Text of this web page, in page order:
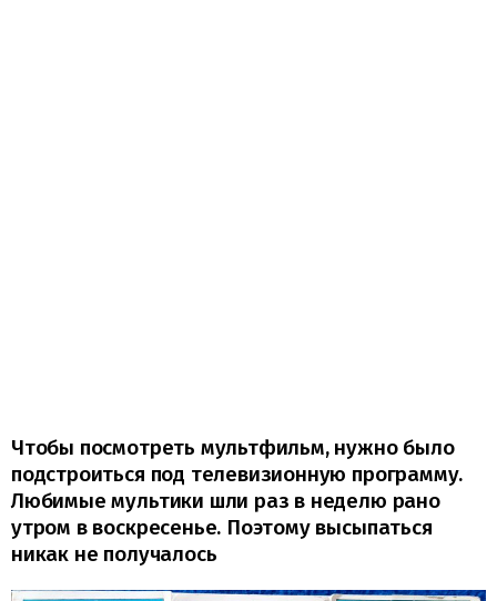
Чтобы посмотреть мультфильм, нужно было
подстроиться под телевизионную программу.
Любимые мультики шли раз в неделю рано
утром в воскресенье. Поэтому высыпаться
никак не получалось